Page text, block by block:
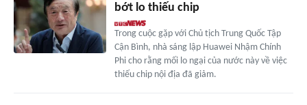
bớt lo thiếu chip
Trong cuộc gặp với Chủ tịch Trung Quốc Tập
Cận Bình, nhà sáng lập Huawei Nhậm Chính
Phi cho rằng mối lo ngại của nước này về việc
thiếu chip nội địa đã giảm.